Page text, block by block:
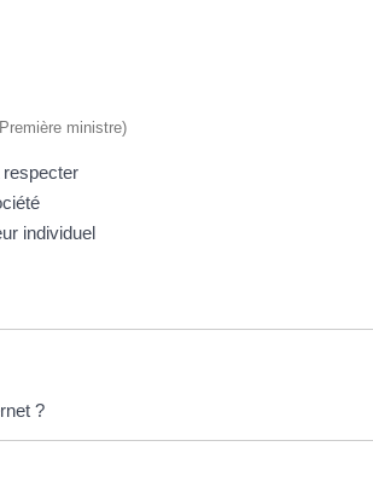
ministre)
individuel
?